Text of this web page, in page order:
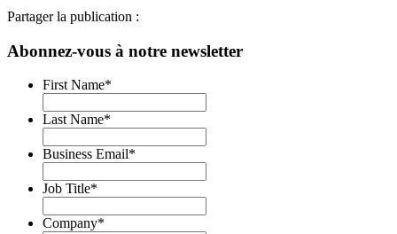
Partager la publication :
Abonnez-vous à notre newsletter
First Name*
Last Name*
Business Email*
Job Title*
Company*